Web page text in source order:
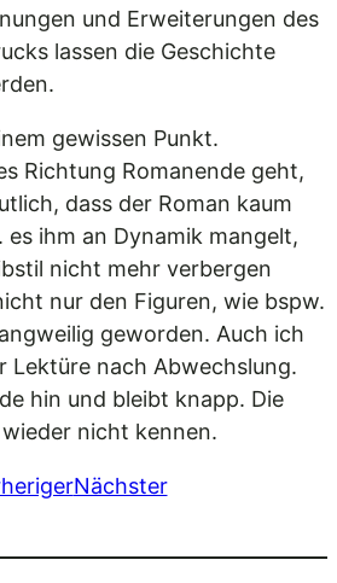
und Erweiterungen des
lassen die Geschichte
gewissen Punkt.
Richtung Romanende geht,
dass der Roman kaum
ihm an Dynamik mangelt,
nicht mehr verbergen
nur den Figuren, wie bspw.
geworden. Auch ich
Lektüre nach Abwechslung.
hin und bleibt knapp. Die
nicht kennen.
Nächster